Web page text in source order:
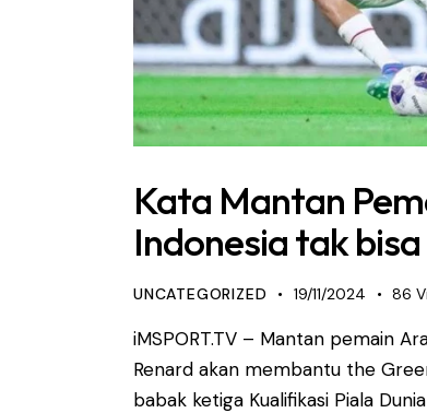
Kata Mantan
Indonesia tak
UNCATEGORIZED 19/11/2024 86
iMSPORT.TV – Mantan pemain
Renard akan membantu the
babak ketiga Kualifikasi Piala